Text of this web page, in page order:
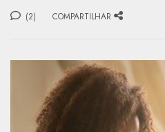
(2) COMPARTILHAR